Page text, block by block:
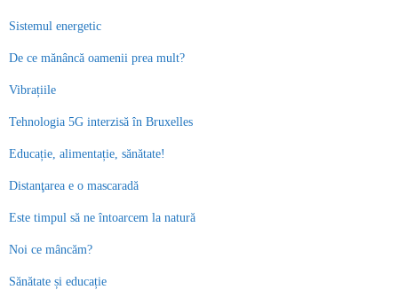
Sistemul energetic
De ce mănâncă oamenii prea mult?
Vibrațiile
Tehnologia 5G interzisă în Bruxelles
Educație, alimentație, sănătate!
Distanţarea e o mascaradă
Este timpul să ne întoarcem la natură
Noi ce mâncăm?
Sănătate și educație